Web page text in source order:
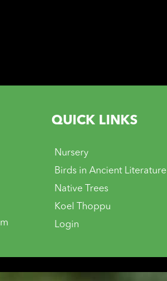
QUICK LINKS
Nursery
Birds in Ancient Literature
Native Trees
Koel Thoppu
Login